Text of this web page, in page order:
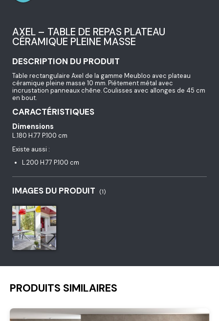
AXEL – TABLE DE REPAS PLATEAU
CÉRAMIQUE PLEINE MASSE
DESCRIPTION DU PRODUIT
Table rectangulaire Axel de la gamme Meubloo avec plateau
céramique pleine masse 10 mm. Piétement métal avec
incrustation panneaux chêne. Coulisses avec allonges de 45 cm
en bout.
CARACTÉRISTIQUES
Dimensions
L.180 H.77 P.100 cm
Existe aussi :
L.200 H.77 P.100 cm
IMAGES DU PRODUIT (1)
PRODUITS SIMILAIRES